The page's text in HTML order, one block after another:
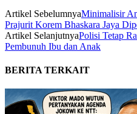
Artikel SebelumnyaMinimalisir
Prajurit Korem Bhaskara Jaya
Artikel SelanjutnyaPolisi Tetap
Pembunuh Ibu dan Anak
BERITA TERKAIT